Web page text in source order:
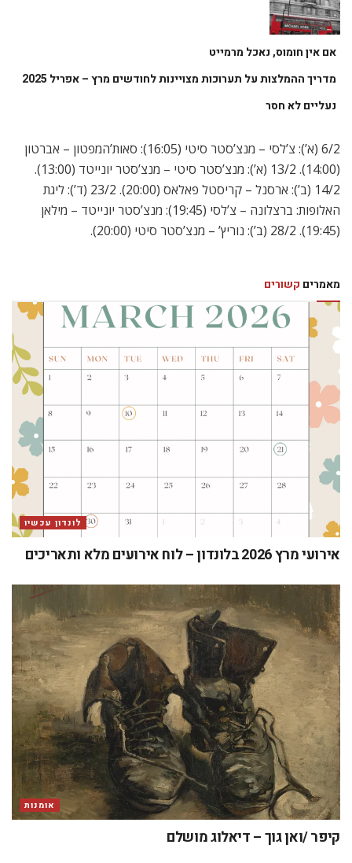
אם אין חומוס, נאכל מרמייט
מדריך ההמלצות על תערוכות מצויינות לחודשים מרץ – אפריל 2025
נעליים לא חסר
6/2 (א’): צ’לסי – מנצ’סטר סיטי (16:05): סאות’המפטון – אברטון
(14:00). 13/2 (א’): מנצ’סטר סיטי – מנצ’סטר יונייטד (13:00).
14/2 (ב’): ארסנל – קריסטל פאלאס (20:00). 23/2 (ד’): ליגת
האלופות: ברצלונה – צ’לסי (19:45): מנצ’סטר יונייטד – מילאן
(19:45). 28/2 (ב’): נוריץ’ – מנצ’סטר סיטי (20:00).
מאמרים קשורים
לונדון עכשיו
אירועי מרץ 2026 בלונדון – לוח אירועים מלא ותאריכים
אומנות
קיפר /ואן גוך – דיאלוג מושלם